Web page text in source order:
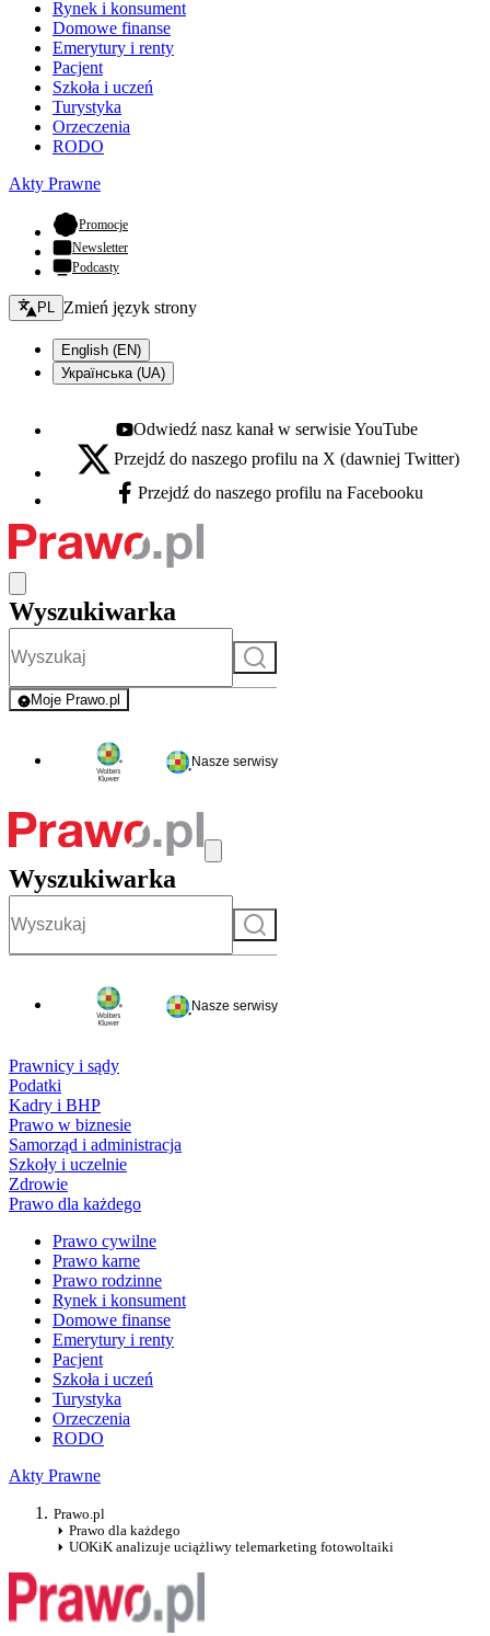
Rynek i konsument
Domowe finanse
Emerytury i renty
Pacjent
Szkoła i uczeń
Turystyka
Orzeczenia
RODO
Akty Prawne
Promocje- otwiera się w nowej karcie
Newsletter
Podcasty
Zmień język - bieżący:
PL Zmień język strony
English (EN)
Українська (UA)
Youtube - otwiera się w nowej karcie
Odwiedź nasz kanał w serwisie YouTube
X - otwiera się w nowej karcie
Przejdź do naszego profilu na X (dawniej Twitter)
Facebook - otwiera się w nowej karcie
Przejdź do naszego profilu na Facebooku
Wyszukiwarka
Szukaj
Moje Prawo.pl
- rejestracja i logowanie do serwisu
Nasze serwisy
Wyszukiwarka
Szukaj
Nasze serwisy
Prawnicy i sądy
Podatki
Kadry i BHP
Prawo w biznesie
Samorząd i administracja
Szkoły i uczelnie
Zdrowie
Prawo dla każdego
Prawo cywilne
Prawo karne
Prawo rodzinne
Rynek i konsument
Domowe finanse
Emerytury i renty
Pacjent
Szkoła i uczeń
Turystyka
Orzeczenia
RODO
Akty Prawne
Prawo.pl
Prawo dla każdego
UOKiK analizuje uciążliwy telemarketing fotowoltaiki